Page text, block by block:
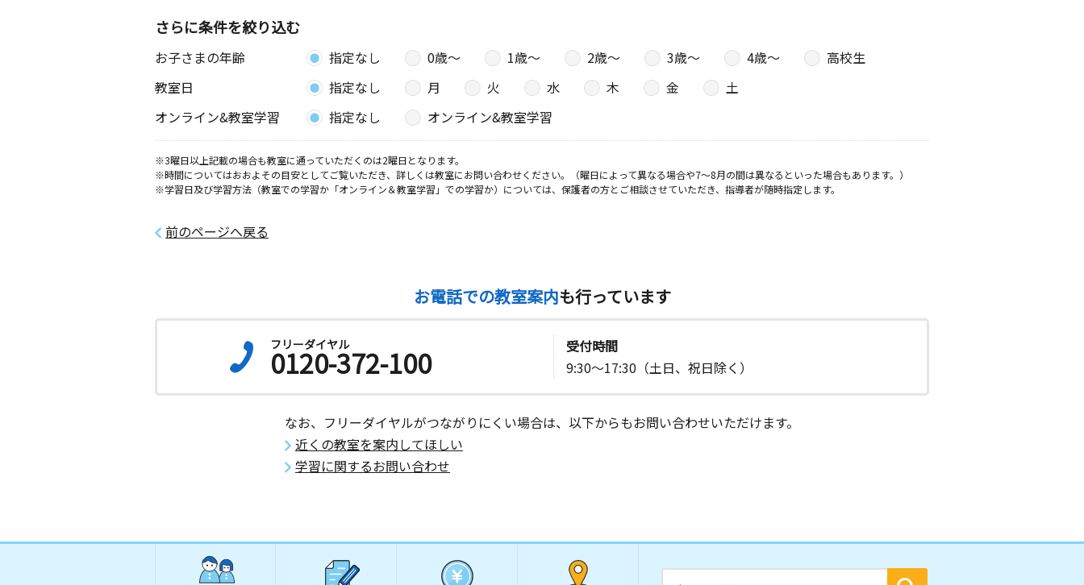
木 金 土 日
3歳～中学生
群馬県太田市成塚町１５０－７４０
宝泉東教室
月 火 水 木 金 土
日
0歳～高校生
群馬県太田市由良町８６３－１
鳥山教室
さらに条件を絞り込む
お子さまの年齢 指定なし 0歳〜 1歳〜 2歳〜 3歳〜 4歳〜
高校生
教室日
指定なし 月 火 水 木 金
土
オンライン&教室学習
指定なし オンライン&教室学習
※3曜日以上記載の場合も教室に通っていただくのは2曜日となります。
※時間についてはおおよその目安としてご覧いただき、詳しくは教室にお問い合わせください。（曜日によって異なる場合や7～8月の間は異なるといった場合もあります。）
※学習日及び学習方法（教室での学習か「オンライン＆教室学習」での学習か）については、保護者の方とご相談させていただき、指導者が随時指定します。
前のページへ戻る
お電話での教室案内も行っています
フリーダイヤル
0120-372-100
受付時間
9:30～17:30（土日、祝日除く）
なお、フリーダイヤルがつながりにくい場合は、以下からもお問い合わせいただけます。
近くの教室を案内してほしい
学習に関するお問い合わせ